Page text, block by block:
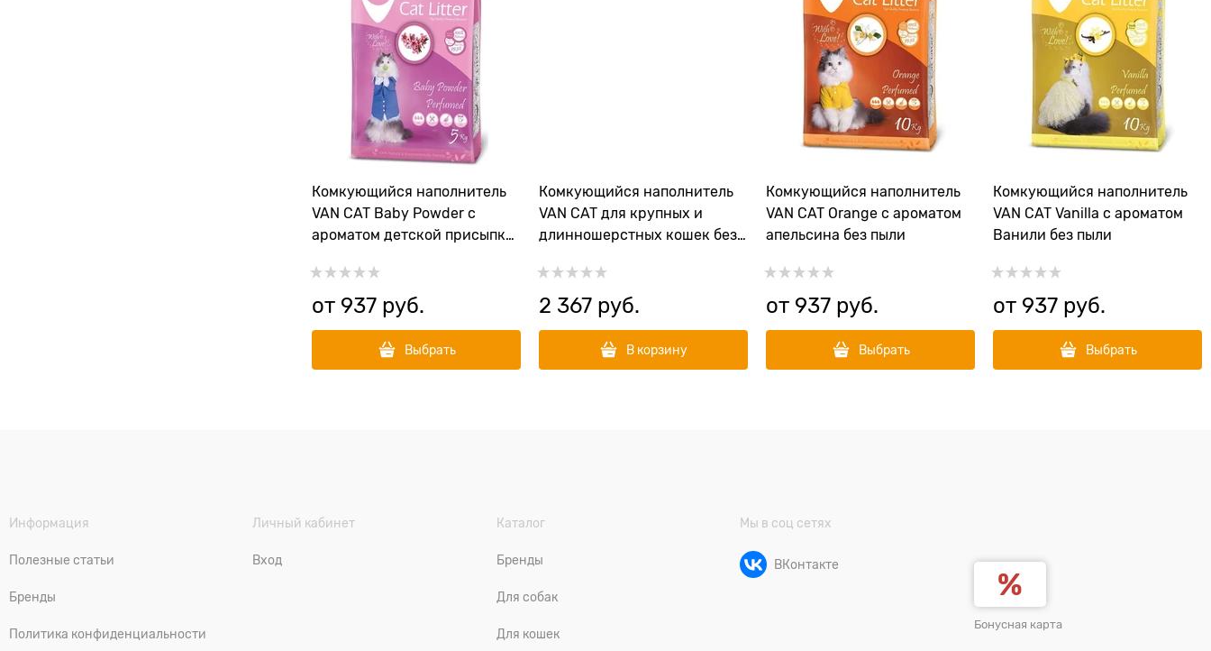
Комкующийся наполнитель
VAN CAT Baby Powder с
ароматом детской присыпки
от 937 руб.
Выбрать
Комкующийся наполнитель
VAN CAT для крупных и
длинношерстных кошек без
2 367 руб.
В корзину
Комкующийся наполнитель
VAN CAT Orange с ароматом
апельсина без пыли
от 937 руб.
Выбрать
Комкующийся наполнитель
VAN CAT Vanilla с ароматом
Ванили без пыли
от 937 руб.
Выбрать
Информация
Полезные статьи
Бренды
Политика конфиденциальности
Личный кабинет
Вход
Каталог
Бренды
Для собак
Для кошек
Мы в соц сетях
ВКонтакте
Бонусная карта